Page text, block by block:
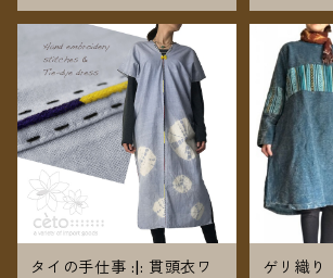
タイの手仕事 :|: 貫頭衣ワ
ゲリ織り